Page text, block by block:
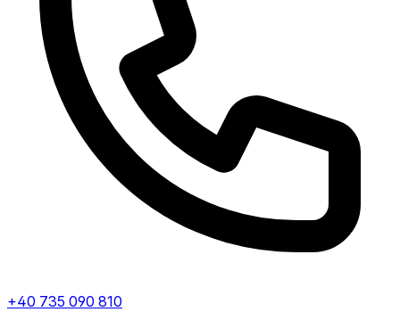
+40 735 090 810